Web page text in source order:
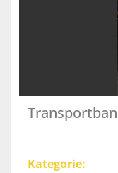
Kategorie